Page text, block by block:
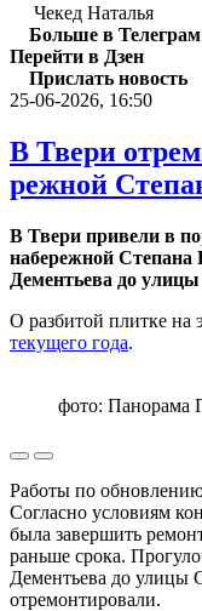
Чекед Наталья
Больше в Телеграм
Перейти в Дзен
Прислать новость
25-06-2026, 16:50
В Твери
реж­ной
В Твери привели в
набережной Степана
Дементьева до
О разбитой плитке на
текущего года.
фото: Панорама
Работы по
Согласно условиям
была завершить
раньше срока.
Дементьева до улицы
отремонтировали.